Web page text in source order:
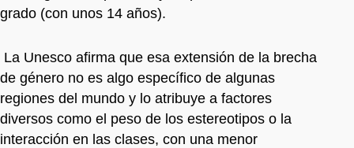
grado (con unos 14 años).
La Unesco afirma que esa extensión de la brecha
de género no es algo específico de algunas
regiones del mundo y lo atribuye a factores
diversos como el peso de los estereotipos o la
interacción en las clases, con una menor